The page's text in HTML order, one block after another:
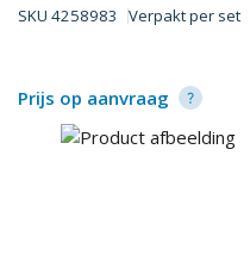
SKU 4258983 Verpakt per set
Prijs op aanvraag